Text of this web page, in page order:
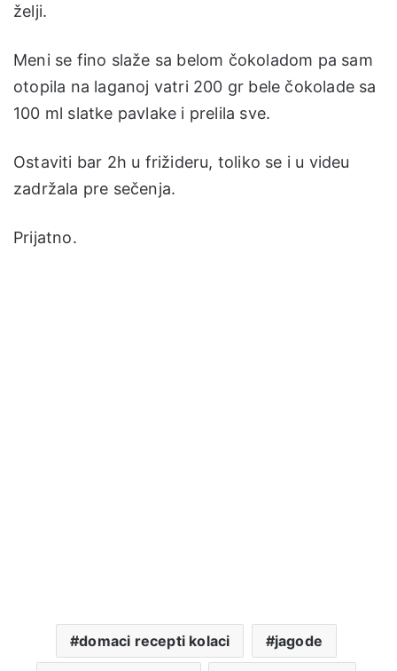
želji.
Meni se fino slaže sa belom čokoladom pa sam
otopila na laganoj vatri 200 gr bele čokolade sa
100 ml slatke pavlake i prelila sve.
Ostaviti bar 2h u frižideru, toliko se i u videu
zadržala pre sečenja.
Prijatno.
domaci recepti kolaci jagode